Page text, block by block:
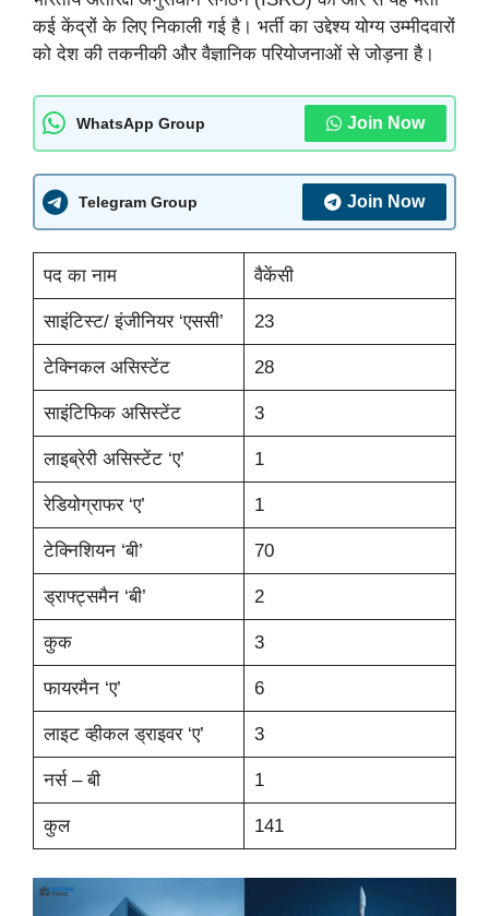
कई केंद्रों के लिए निकाली गई है। भर्ती का उद्देश्य योग्य उम्मीदवारों
को देश की तकनीकी और वैज्ञानिक परियोजनाओं से जोड़ना है।
WhatsApp Group Join Now
Telegram Group Join Now
पद का नाम वैकेंसी
साइंटिस्ट/ इंजीनियर ‘एससी’ 23
टेक्निकल असिस्टेंट 28
साइंटिफिक असिस्टेंट 3
लाइब्रेरी असिस्टेंट ‘ए’ 1
रेडियोग्राफर ‘ए’ 1
टेक्निशियन ‘बी’ 70
ड्राफ्ट्समैन ‘बी’ 2
कुक 3
फायरमैन ‘ए’ 6
लाइट व्हीकल ड्राइवर ‘ए’ 3
नर्स – बी 1
कुल 141